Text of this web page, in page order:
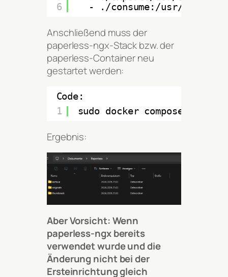
6
- ./consume:/usr/src/
Anschließend muss der
paperless-ngx-Stack bzw. der
paperless-Container neu
gestartet werden:
Code:
1
sudo docker compose up -d
Ergebnis:
Aber Vorsicht: Wenn
paperless-ngx bereits
verwendet wurde und die
Änderung nicht bei der
Ersteinrichtung gleich